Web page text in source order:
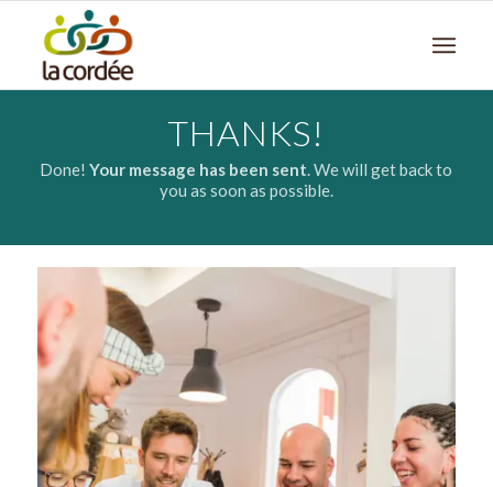
THANKS!
Done!Your message has been sent . We will get back to
you as soon as possible.